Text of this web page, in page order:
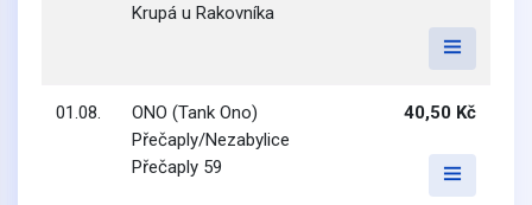
Krupá u Rakovníka
01.08.
ONO (Tank Ono)
Přečaply/Nezabylice
Přečaply 59
40,50 Kč